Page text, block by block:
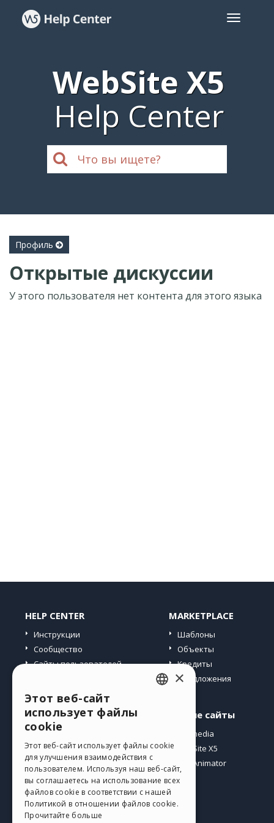
WebSite X5
Help Center
Профиль
Открытые дискуссии
У этого пользователя нет контента для этого языка
HELP CENTER
Инструкции
Сообщество
Сайты пользователей
MARKETPLACE
Шаблоны
Объекты
Кредиты
Предложения
Профиль
Мои посты
Мои лицензии
Загрузить
Веб-хостинг
Мои кредиты
Другие сайты
Incomedia
WebSite X5
WebAnimator
GERMAN
SPANISH
PORTUGUESE
POLISH
×
Этот веб-сайт
использует файлы
cookie
Этот веб-сайт использует файлы cookie
для улучшения взаимодействия с
пользователем. Используя наш веб-сайт,
вы соглашаетесь на использование всех
файлов cookie в соответствии с нашей
Политикой в ​​отношении файлов cookie.
Прочитайте больше